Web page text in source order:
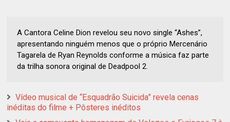
A Cantora Celine Dion revelou seu novo single “Ashes”,
apresentando ninguém menos que o próprio Mercenário
Tagarela de Ryan Reynolds conforme a música faz parte
da trilha sonora original de Deadpool 2.
Vídeo musical de “Esquadrão Suicida” revela cenas
inéditas do filme + Pôsteres inéditos